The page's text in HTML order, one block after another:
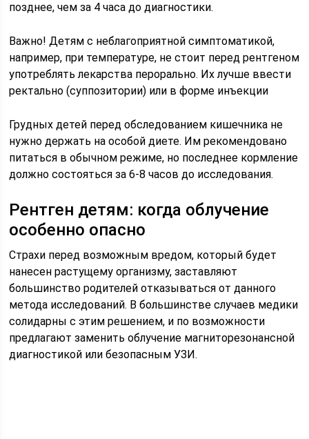
позднее, чем за 4 часа до диагностики.
Важно! Детям с неблагоприятной симптоматикой,
например, при температуре, не стоит перед рентгеном
употреблять лекарства перорально. Их лучше ввести
ректально (суппозитории) или в форме инъекции
Грудных детей перед обследованием кишечника не
нужно держать на особой диете. Им рекомендовано
питаться в обычном режиме, но последнее кормление
должно состояться за 6-8 часов до исследования.
Рентген детям: когда облучение
особенно опасно
Страхи перед возможным вредом, который будет
нанесен растущему организму, заставляют
большинство родителей отказываться от данного
метода исследований. В большинстве случаев медики
солидарны с этим решением, и по возможности
предлагают заменить облучение магниторезонансной
диагностикой или безопасным УЗИ.